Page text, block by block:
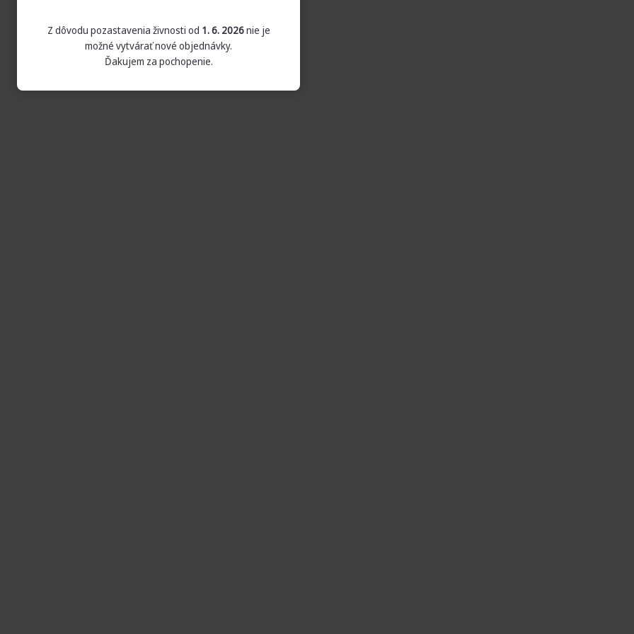
Z dôvodu pozastavenia živnosti od 1. 6. 2026nie je
možné vytvárať nové objednávky.
Ďakujem za pochopenie.